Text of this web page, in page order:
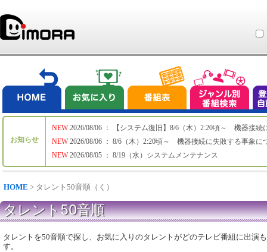
お知らせ
NEW
NEW
NEW
2026/08/06 ： 【システム復旧】8/6（木）2:20頃～ 機器接続
2026/08/06 ： 8/6（木）2:20頃～ 機器接続に失敗する事象に
2026/08/05 ： 8/19（水）システムメンテナンス
HOME > タレント50音順（く）
タレント50音順
タレントを50音順で探し、お気に入りのタレントがどのテレビ番組に出演
す。